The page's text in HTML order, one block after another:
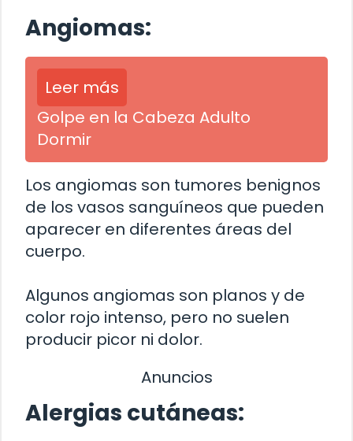
Angiomas:
Leer más
Golpe en la Cabeza Adulto
Dormir
Los angiomas son tumores benignos
de los vasos sanguíneos que pueden
aparecer en diferentes áreas del
cuerpo.
Algunos angiomas son planos y de
color rojo intenso, pero no suelen
producir picor ni dolor.
Anuncios
Alergias cutáneas: